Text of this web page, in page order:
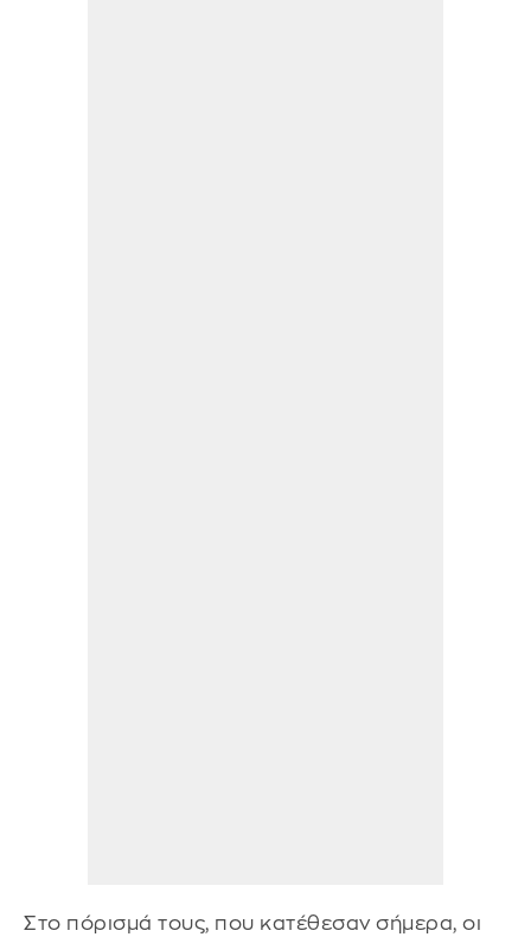
Στο πόρισμά τους, που κατέθεσαν σήμερα, οι